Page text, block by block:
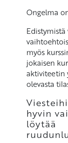
Ongelma
Edistymistä
myös
jokaisen
aktiviteetin
olevasta
hyvin
löytää